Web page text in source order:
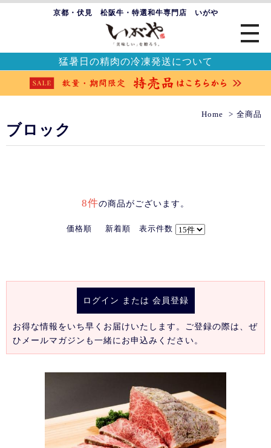
京都・伏見 松阪牛・特選和牛専門店 いがや
猛暑日の精肉の冷凍発送について
Home 全商品
ブロック
8件の商品がございます。
価格順 新着順 表示件数
ログイン または 会員登録
お得な情報をいち早くお届けいたします。ご登録の際は、ぜ
ひメールマガジンも一緒にお申込みください。